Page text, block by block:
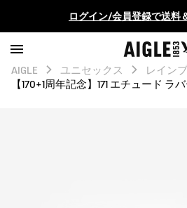
ログイン/会員登録で送料
AIGLE CLUB ポイントサービ
【最大50%OFF】FINAL SALE
AIGLE ユニセックス レイン
【170+1周年記念】171 エチュード ラ